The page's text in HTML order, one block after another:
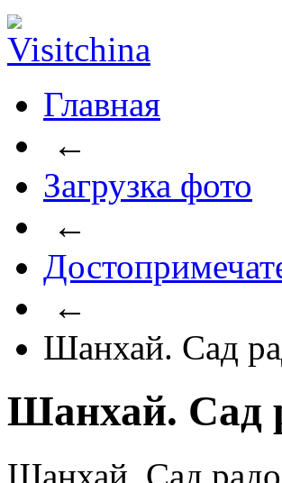
Главная
←
Загрузка фото
←
←
Шанхай. Сад
Шанхай. Сад
Шанхай. Сад